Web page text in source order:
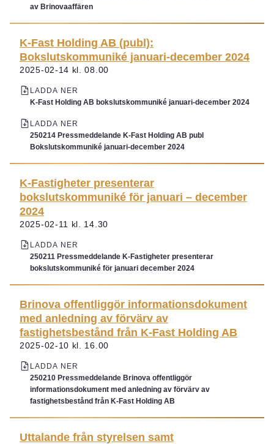
av Brinovaaffären
K-Fast Holding AB (publ):
Bokslutskommuniké januari-december 2024
2025-02-14 kl. 08.00
LADDA NER
K-Fast Holding AB bokslutskommuniké januari-december 2024
LADDA NER
250214 Pressmeddelande K-Fast Holding AB publ
Bokslutskommuniké januari-december 2024
K-Fastigheter presenterar
bokslutskommuniké för januari – december
2024
2025-02-11 kl. 14.30
LADDA NER
250211 Pressmeddelande K-Fastigheter presenterar
bokslutskommuniké för januari december 2024
Brinova offentliggör informationsdokument
med anledning av förvärv av
fastighetsbestånd från K-Fast Holding AB
2025-02-10 kl. 16.00
LADDA NER
250210 Pressmeddelande Brinova offentliggör
informationsdokument med anledning av förvärv av
fastighetsbestånd från K-Fast Holding AB
Uttalande från styrelsen samt